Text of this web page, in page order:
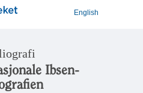
English
Ibsen-